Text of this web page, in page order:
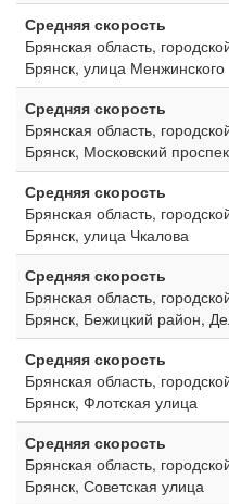
Средняя скорость
Брянская область,
Брянск, улица Менжинского
Средняя скорость
Брянская область,
Брянск, Московский
Средняя скорость
Брянская область,
Брянск, улица Чкалова
Средняя скорость
Брянская область,
Брянск, Бежицкий район,
Средняя скорость
Брянская область,
Брянск, Флотская улица
Средняя скорость
Брянская область,
Брянск, Советская улица